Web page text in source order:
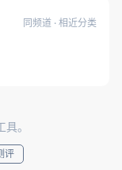
同频道 · 相近分类
。
评